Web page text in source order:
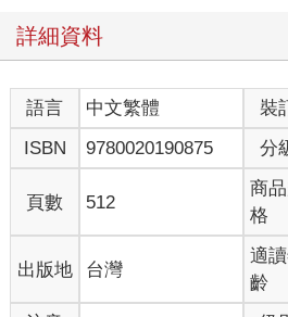
那閃耀著微弱光芒的龍鱗順著波浪晃
就要抵達邊界之時，遠遠看見雲端有
握緊劍柄，加速飛過去。
「來者何人？」只聽有人喝問。
「你們是誰的屬下？」看到那些佇列
衣，孤虹不禁面露喜色，「可是接到
「我還以為太淵那傢伙又在耍什麼手
族士兵的身後傳了過來，「沒想到他
孤虹神情一凜，剛有些放鬆的心轉瞬
士兵們左右分開，方形的席榻被抬到
詳細資料
語言 中文繁體 裝
ISBN
9780020190875 分
頁數 512
商
格
出版地 台灣
適
齡